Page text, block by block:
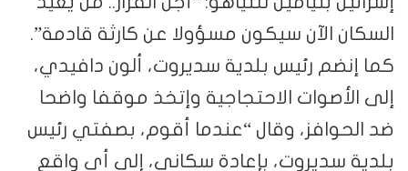
السكان الآن سيكون مسؤولا عن كارثة قادمة”.
كما إنضم رئيس بلدية سديروت، ألون دافيدي،
إلى الأصوات الاحتجاجية وإتخذ موقفا واضحا
ضد الحوافز، وقال “عندما أقوم، بصفتي رئيس
بلدية سديروت، بإعادة سكاني، إلى أي واقع